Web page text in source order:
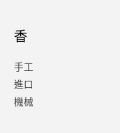
香
手工
進口
機械